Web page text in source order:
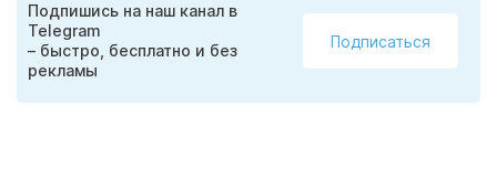
Подпишись на наш канал в
Telegram
– быстро, бесплатно и без
рекламы
Подписаться